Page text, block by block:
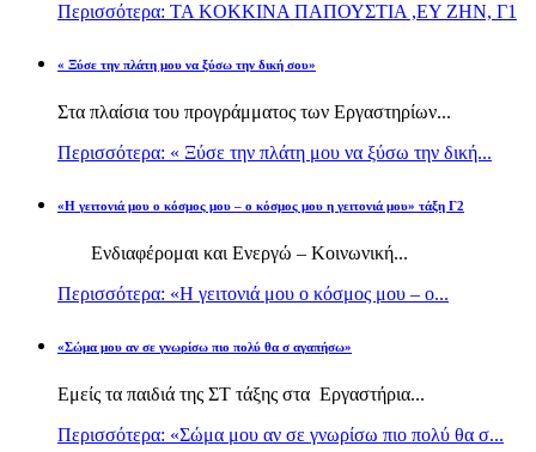
Περισσότερα: TA KOKKINA ΠΑΠΟΥΣΤΙΑ ,ΕΥ ΖΗΝ, Γ1
« Ξύσε την πλάτη μου να ξύσω την δική σου»
Στα πλαίσια του προγράμματος των Εργαστηρίων...
Περισσότερα: « Ξύσε την πλάτη μου να ξύσω την δική...
«Η γειτονιά μου ο κόσμος μου – ο κόσμος μου η γειτονιά μου» τάξη Γ2
Ενδιαφέρομαι και Ενεργώ – Κοινωνική...
Περισσότερα: «Η γειτονιά μου ο κόσμος μου – ο...
«Σώμα μου αν σε γνωρίσω πιο πολύ θα σ αγαπήσω»
Εμείς τα παιδιά της ΣΤ τάξης στα Εργαστήρια...
Περισσότερα: «Σώμα μου αν σε γνωρίσω πιο πολύ θα σ...